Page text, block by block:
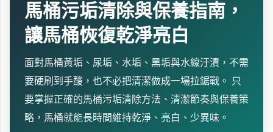
馬桶污垢清除與保養指南，
讓馬桶恢復乾淨亮白
面對馬桶黃垢、尿垢、水垢、黑垢與水線汙漬，不需
要硬刷到手酸，也不必把清潔做成一場拉鋸戰。 只
要掌握正確的馬桶污垢清除方法、清潔節奏與保養策
略，馬桶就能長時間維持乾淨、亮白、少異味。